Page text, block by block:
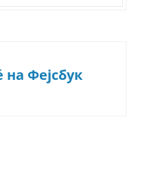
на Фејсбук